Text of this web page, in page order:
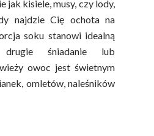
jak kisiele, musy, czy lody,
najdzie Cię ochota na
soku stanowi idealną
śniadanie lub
owoc jest świetnym
omletów, naleśników
Składniki Odżywcze
Sokach
Biodostępność
Efekt Metaboliczny
Okiem Eksperta
Uroda
Współpraca Z
Program
Edukacyjny
Projekty